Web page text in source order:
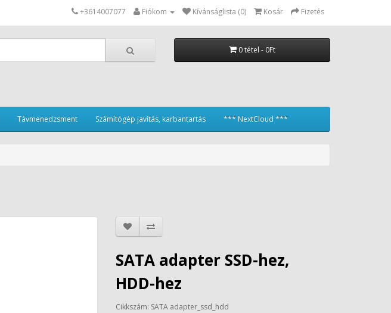
+3614007077 Fiókom Kívánságlista (0) Kosár Fizetés
0 tétel - 0Ft
Távmenedzsment Számítógép javítás, karbantartás *** NextCloud ***
SATA adapter SSD-hez,
HDD-hez
Cikkszám: SATA adapter_ssd_hdd